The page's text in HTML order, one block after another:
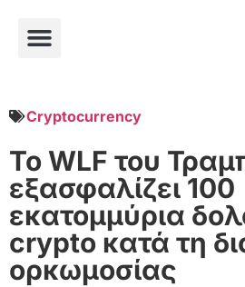
Cryptocurrency
Το WLF του
εξασφαλίζει 100
εκατομμύρια
crypto κατά τη
ορκωμοσίας